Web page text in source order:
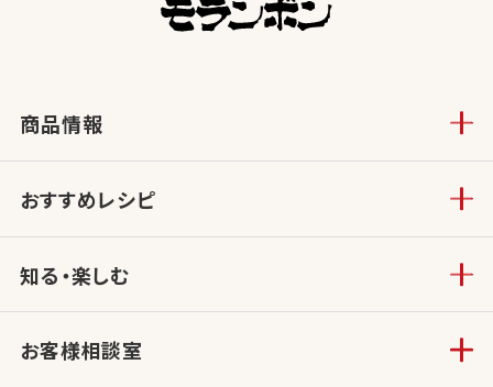
商品情報
おすすめレシピ
知る・楽しむ
お客様相談室